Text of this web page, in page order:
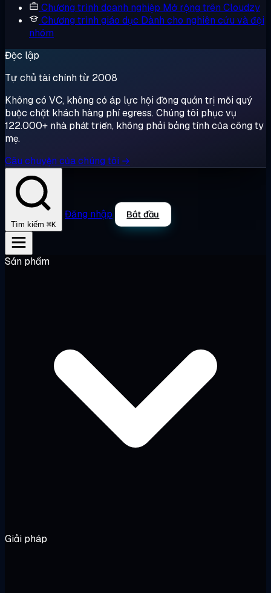
Chương trình doanh nghiệp Mở rộng trên Cloudzy
Chương trình giáo dục Dành cho nghiên cứu và đội
nhóm
Độc lập
Tự chủ tài chính từ 2008
Không có VC, không có áp lực hội đồng quản trị mỗi quý
buộc chặt khách hàng phí egress. Chúng tôi phục vụ
122.000+ nhà phát triển, không phải bảng tính của công ty
mẹ.
Câu chuyện của chúng tôi →
Tìm kiếm ⌘K
Đăng nhập Bắt đầu
Sản phẩm
Giải pháp